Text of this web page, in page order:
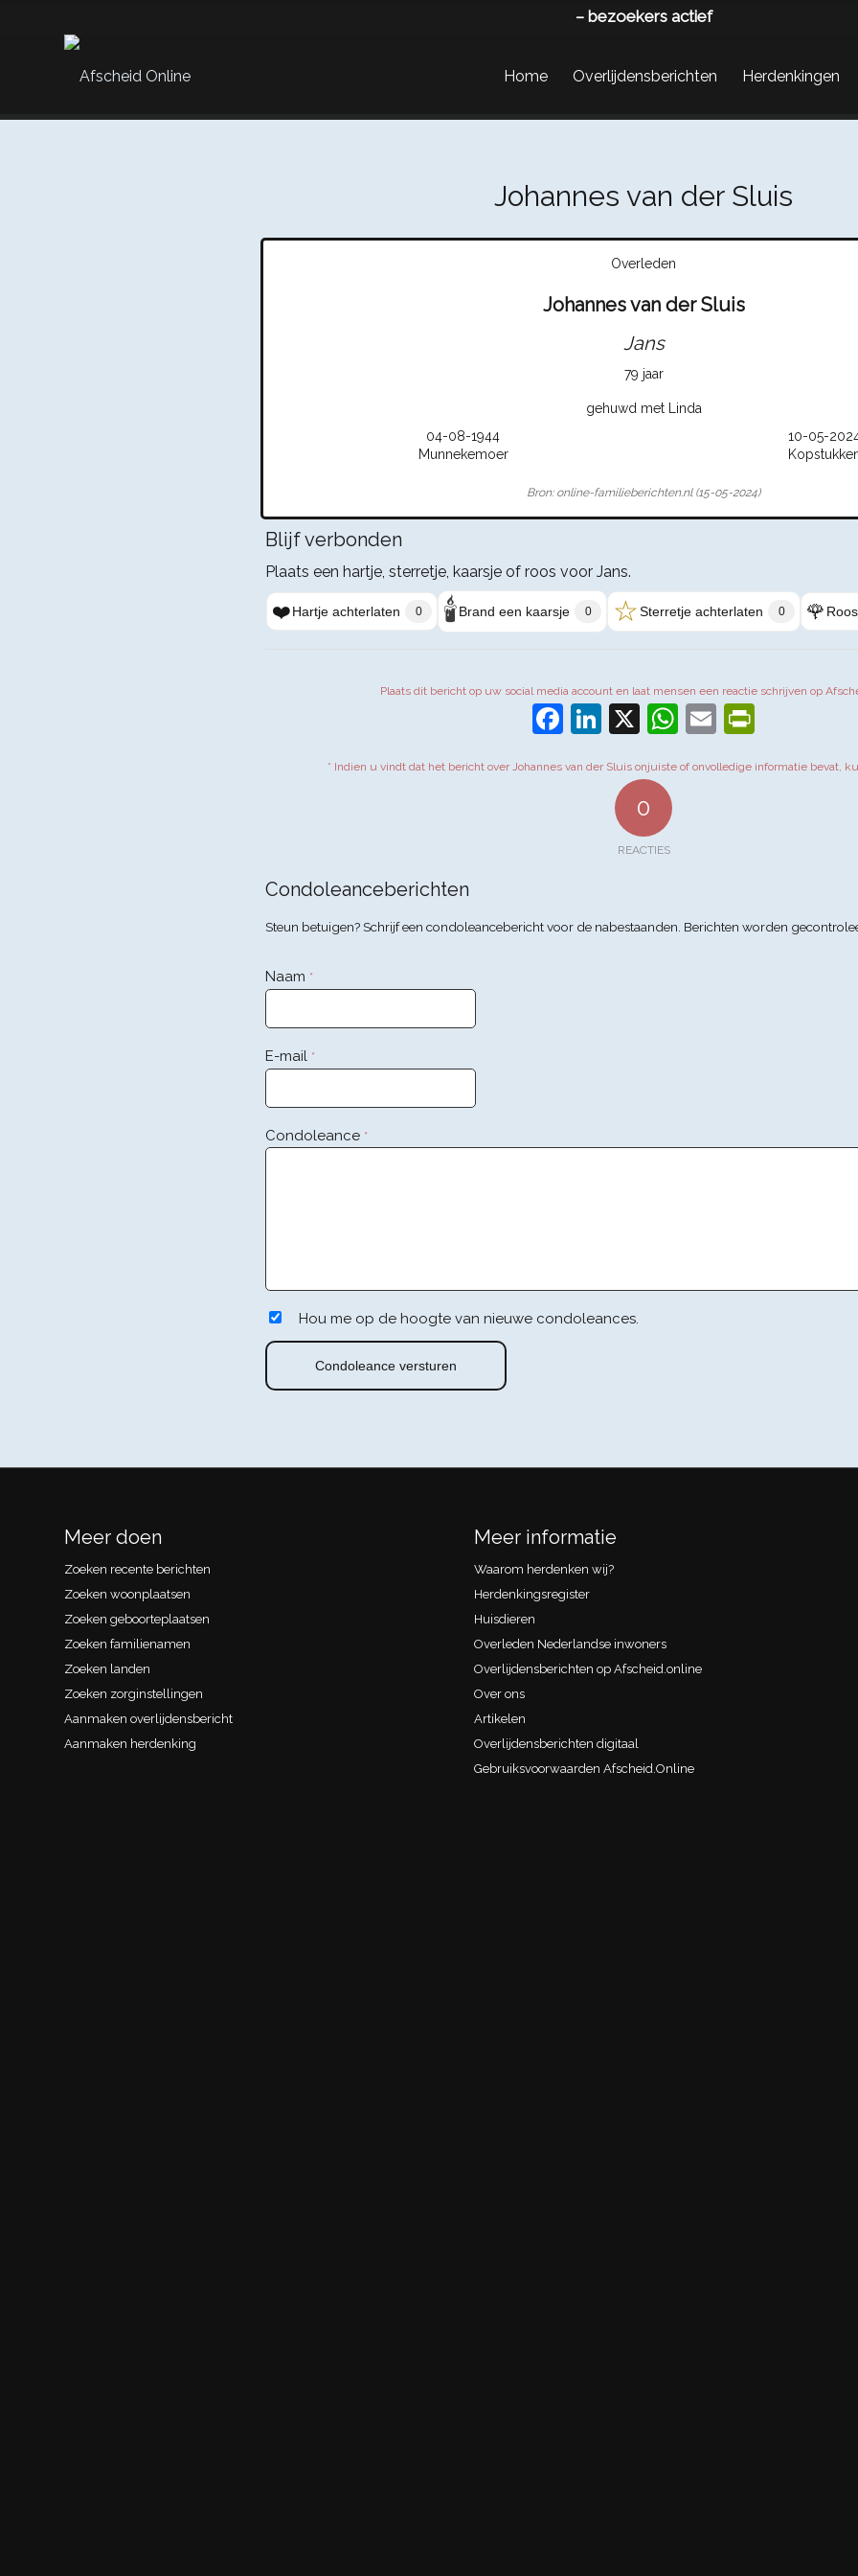
– bezoekers actief
Home Overlijdensberichten Herdenkingen
Johannes van der Sluis
Overleden
Johannes van der Sluis
Jans
79 jaar
gehuwd met Linda
04-08-1944
10-05-
Munnekemoer
Bron: online-familieberichten.nl (15-05-2024)
Blijf verbonden
Plaats een hartje, sterretje, kaarsje of roos voor Jans.
❤️Hartje achterlaten 0 🕯️Brand een kaarsje 0 ☆Sterretje achterlaten 0 🌹
Plaats dit bericht op uw social media account en laat mensen een reactie schrijven op
Facebook
LinkedIn
X WhatsApp
Email
* Indien u vindt dat het bericht over Johannes van der Sluis onjuiste of onvolledige informatie bevat,
0
REACTIES
Condoleanceberichten
Steun betuigen? Schrijf een condoleancebericht voor de nabestaanden. Berichten worden
Naam *
E-mail *
Condoleance *
Hou me op de hoogte van nieuwe condoleances.
Meer doen
Zoeken recente berichten
Zoeken woonplaatsen
Zoeken geboorteplaatsen
Zoeken familienamen
Zoeken landen
Zoeken zorginstellingen
Aanmaken overlijdensbericht
Aanmaken herdenking
Meer informatie
Waarom herdenken wij?
Herdenkingsregister
Huisdieren
Overleden Nederlandse inwoners
Overlijdensberichten op Afscheid.online
Over ons
Artikelen
Overlijdensberichten digitaal
Gebruiksvoorwaarden Afscheid.Online